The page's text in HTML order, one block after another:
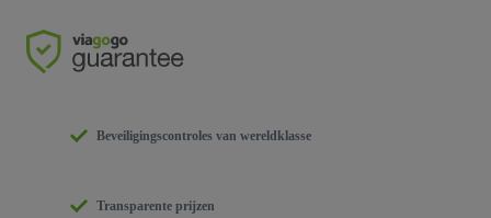
Beveiligingscontroles van wereldklasse
Transparente prijzen